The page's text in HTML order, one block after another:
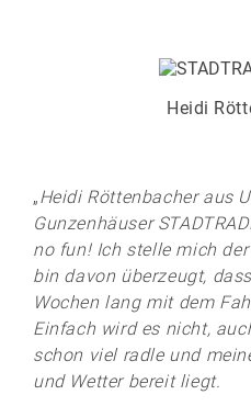
Heidi
„Heidi Röttenbacher aus
Gunzenhäuser
no fun! Ich stelle mich
bin davon überzeugt,
Wochen lang mit dem
Einfach wird es nicht,
schon viel radle und
und Wetter bereit liegt.